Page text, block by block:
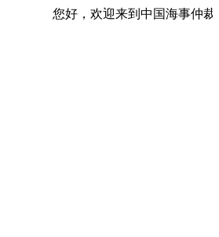
中国海事仲裁委员会网站！ 今天是